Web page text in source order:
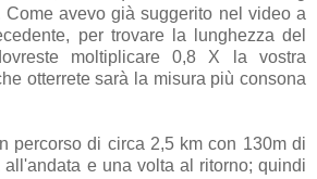
avevo già suggerito nel video a
per trovare la lunghezza del
moltiplicare 0,8 X la vostra
otterrete sarà la misura più consona
percorso di circa 2,5 km con 130m di
all'andata e una volta al ritorno; quindi